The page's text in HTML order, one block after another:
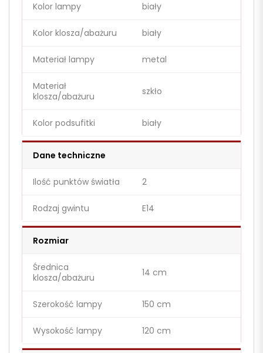
Kolor lampy biały
Kolor klosza/abażuru biały
Materiał lampy metal
Materiał
klosza/abażuru
szkło
Kolor podsufitki biały
Dane techniczne
Ilość punktów światła 2
Rodzaj gwintu E14
Rozmiar
Średnica
klosza/abażuru
14 cm
Szerokość lampy 150 cm
Wysokość lampy 120 cm